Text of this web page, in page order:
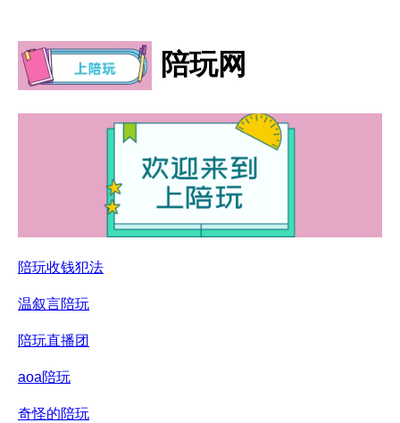
陪玩网
陪玩收钱犯法
温叙言陪玩
陪玩直播团
aoa陪玩
奇怪的陪玩